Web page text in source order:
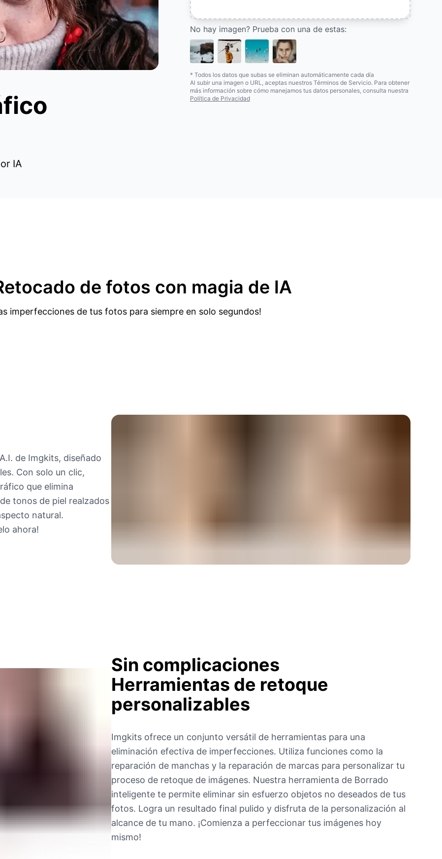
IA
No hay imagen? Prueba con una de estas:
* Todos los datos que subas se eliminan automáticamente cada día
Al subir una imagen o URL, aceptas nuestros Términos de Servicio. Para obtener
más información sobre cómo manejamos tus datos personales, consulta nuestra
Política de Privacidad
de fotos con magia de IA
imperfecciones de tus fotos para siempre en solo segundos!
de Imgkits, diseñado
Con solo un clic,
que elimina
tonos de piel realzados
natural.
ahora!
Sin complicaciones
Herramientas de retoque
personalizables
Imgkits ofrece un conjunto versátil de herramientas para una
eliminación efectiva de imperfecciones. Utiliza funciones como la
reparación de manchas y la reparación de marcas para personalizar tu
proceso de retoque de imágenes. Nuestra herramienta de Borrado
inteligente te permite eliminar sin esfuerzo objetos no deseados de tus
fotos. Logra un resultado final pulido y disfruta de la personalización al
alcance de tu mano. ¡Comienza a perfeccionar tus imágenes hoy
mismo!